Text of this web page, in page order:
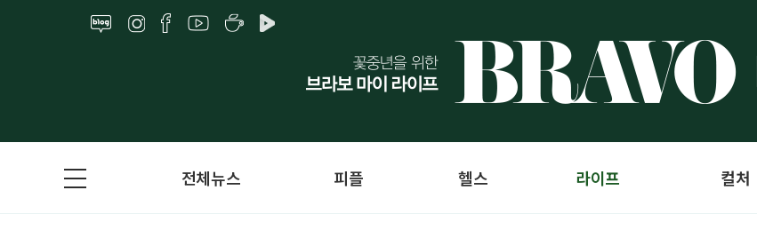
전체뉴스 피플 헬스 라이프 컬처